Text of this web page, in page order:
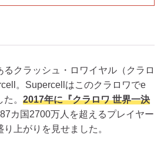
るクラッシュ・ロワイヤル（クラロ
。Supercellはこのクラロワでe
。 2017年に『クラロワ 世界一決
カ国2700万人を超えるプレイヤー
上がりを見せました。